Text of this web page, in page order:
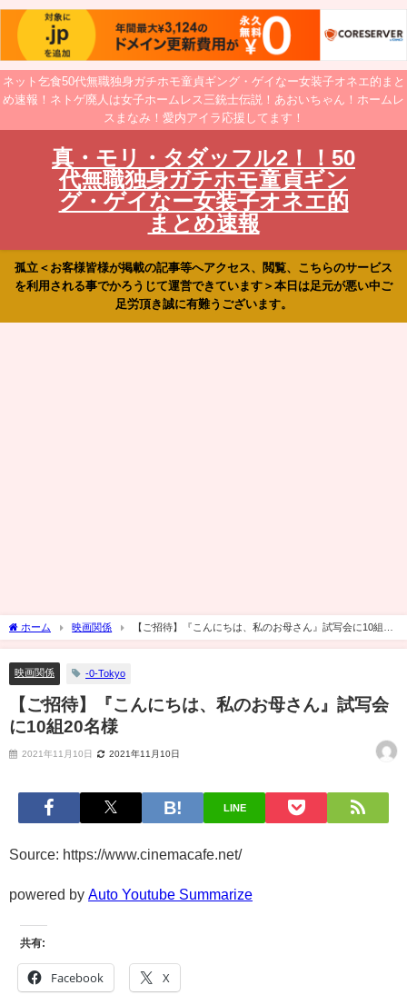
ネット乞食50代無職独身ガチホモ童貞ギング・ゲイなー女装子オネエ的まと
め速報！ネトゲ廃人は女子ホームレス三銃士伝説！あおいちゃん！ホームレ
スまなみ！愛内アイラ応援してます！
真・モリ・タダッフル2！！50
代無職独身ガチホモ童貞ギン
グ・ゲイなー女装子オネエ的
まとめ速報
孤立＜お客様皆様が掲載の記事等へアクセス、閲覧、こちらのサービス
を利用される事でかろうじて運営できています＞本日は足元が悪い中ご
足労頂き誠に有難うございます。
ホーム 映画関係
【ご招待】『こんにちは、私のお母さん』試写会に10組20
名様
映画関係 -0-Tokyo
【ご招待】『こんにちは、私のお母さん』試写会
に10組20名様
2021年11月10日 2021年11月10日
LINE
Source: https://www.cinemacafe.net/
powered by Auto Youtube Summarize
共有:
Facebook X